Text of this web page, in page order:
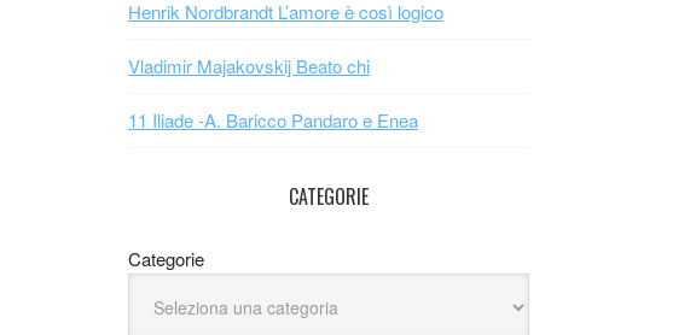
Henrik Nordbrandt L’amore è così logico
Vladimir Majakovskij Beato chi
11 Iliade -A. Baricco Pandaro e Enea
CATEGORIE
Categorie